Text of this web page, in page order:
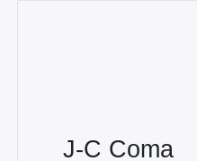
J-C Coma